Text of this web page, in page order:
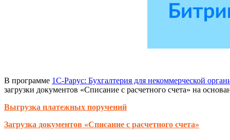
В программе 1С-Рарус: Бухгалтерия для некоммерческой
загрузки документов «Списание с расчетного счета» на
Выгрузка платежных поручений
Загрузка документов «Списание с расчетного счета»